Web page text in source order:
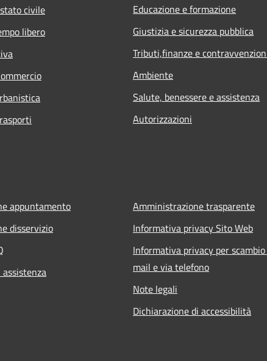
civile
libero
Educazione e formazione
Giustizia e sicurezza pubblica
Tributi,finanze e
Ambiente
Salute, benessere e assistenza
Autorizzazioni
appuntamento
disservizio
Amministrazione trasparente
Informativa privacy Sito Web
Informativa privacy per
mail e via telefono
Note legali
Dichiarazione di accessibilità